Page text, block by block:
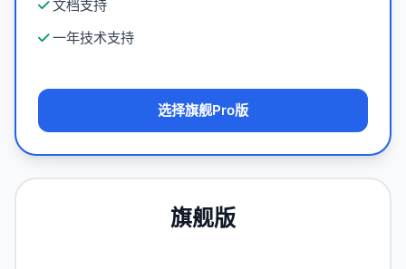
文档支持
一年技术支持
选择旗舰Pro版
旗舰版